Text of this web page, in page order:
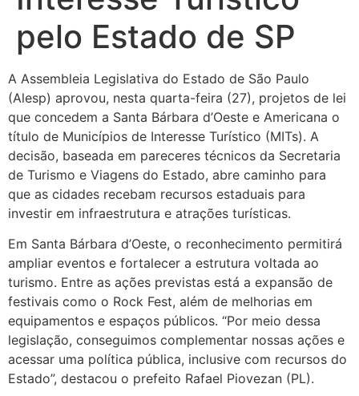
pelo Estado de SP
A Assembleia Legislativa do Estado de São Paulo
(Alesp) aprovou, nesta quarta-feira (27), projetos de lei
que concedem a Santa Bárbara d’Oeste e Americana o
título de Municípios de Interesse Turístico (MITs). A
decisão, baseada em pareceres técnicos da Secretaria
de Turismo e Viagens do Estado, abre caminho para
que as cidades recebam recursos estaduais para
investir em infraestrutura e atrações turísticas.
Em Santa Bárbara d’Oeste, o reconhecimento permitirá
ampliar eventos e fortalecer a estrutura voltada ao
turismo. Entre as ações previstas está a expansão de
festivais como o Rock Fest, além de melhorias em
equipamentos e espaços públicos. “Por meio dessa
legislação, conseguimos complementar nossas ações e
acessar uma política pública, inclusive com recursos do
Estado”, destacou o prefeito Rafael Piovezan (PL).